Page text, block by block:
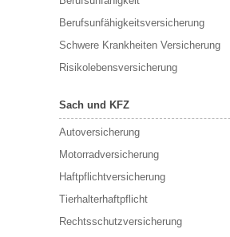
Berufsunfähigkeitsversicherung
Schwere Krankheiten Versicherung
Risikolebensversicherung
Sach und KFZ
Autoversicherung
Motorradversicherung
Haftpflichtversicherung
Tierhalterhaftpflicht
Rechtsschutzversicherung